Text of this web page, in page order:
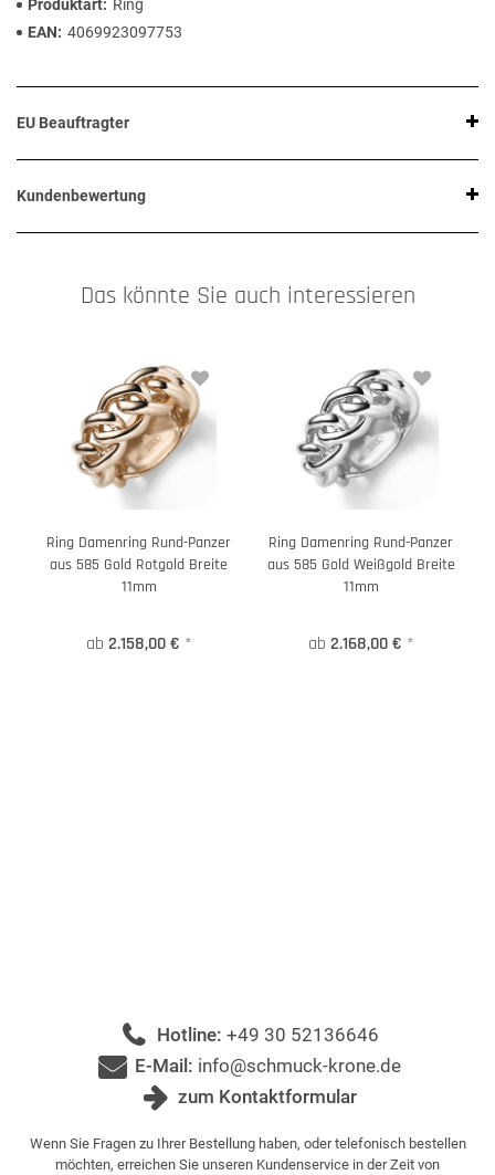
Produktart
Ring
EAN
4069923097753
EU Beauftragter
Kundenbewertung
Das könnte Sie auch interessieren
Ring Damenring Rund-Panzer
aus 585 Gold Rotgold Breite
11mm
ab 2.158,00 € *
Ring Damenring Rund-Panzer
aus 585 Gold Weißgold Breite
11mm
ab 2.168,00 € *
Hotline: +49 30 52136646
E-Mail: info@schmuck-krone.de
zum Kontaktformular
Wenn Sie Fragen zu Ihrer Bestellung haben, oder telefonisch bestellen
möchten, erreichen Sie unseren Kundenservice in der Zeit von